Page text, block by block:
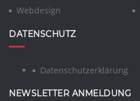
Webdesign
DATENSCHUTZ
Datenschutzerklärung
NEWSLETTER ANMELDUNG